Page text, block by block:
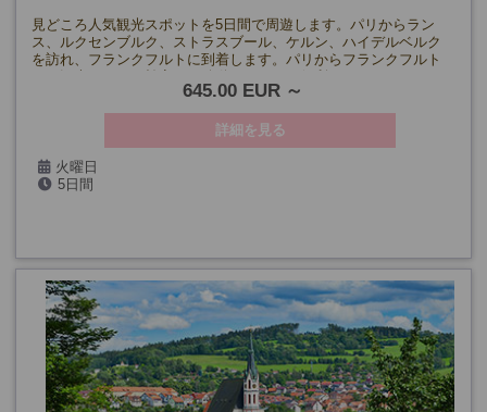
見どころ人気観光スポットを5日間で周遊します。パリからラン
ス、ルクセンブルク、ストラスブール、ケルン、ハイデルベルク
を訪れ、フランクフルトに到着します。パリからフランクフルト
645.00 EUR
詳細を見る
火曜日
5日間